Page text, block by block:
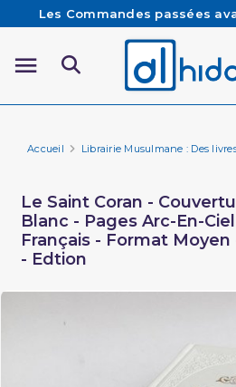
Les Commandes passées
sont préparées et
Besoin d'aide ?
Livraison offerte à partir
Accueil Librairie Musulmane : Des
Le Saint Coran -
Blanc - Pages Arc-En-
Français - Format Moyen
- Edtion